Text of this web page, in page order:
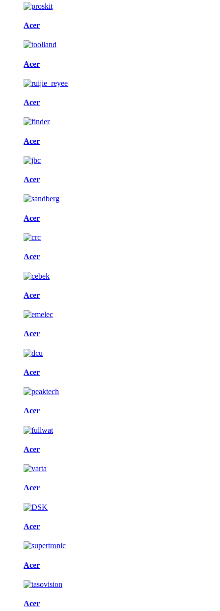
Acer
Acer
Acer
Acer
Acer
Acer
Acer
Acer
Acer
Acer
Acer
Acer
Acer
Acer
Acer
Acer